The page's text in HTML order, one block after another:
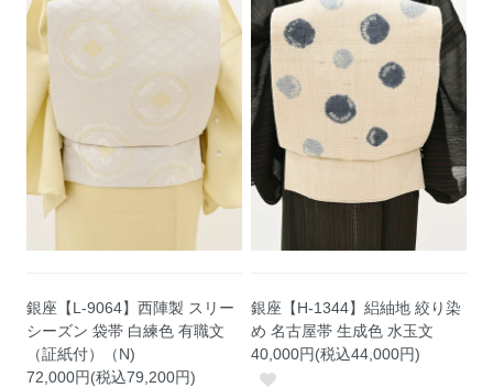
銀座【L-9064】西陣製 スリー
シーズン 袋帯 白練色 有職文
（証紙付）（N)
72,000円(税込79,200円)
銀座【H-1344】絽紬地 絞り染
め 名古屋帯 生成色 水玉文
40,000円(税込44,000円)